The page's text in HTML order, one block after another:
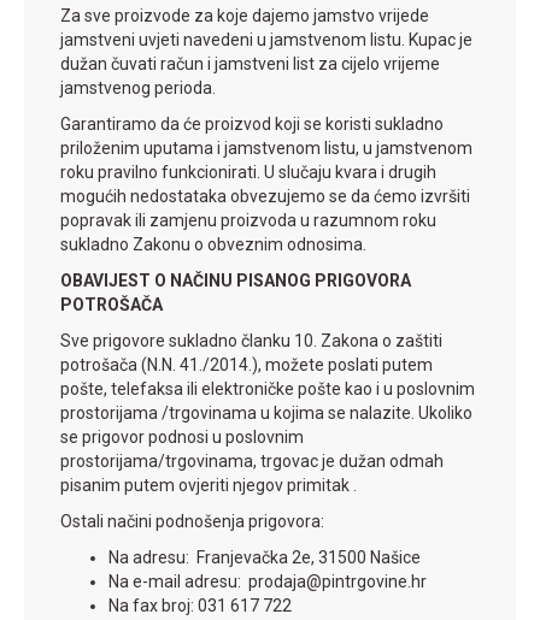
Za sve proizvode za koje dajemo jamstvo vrijede
jamstveni uvjeti navedeni u jamstvenom listu. Kupac je
dužan čuvati račun i jamstveni list za cijelo vrijeme
jamstvenog perioda.
Garantiramo da će proizvod koji se koristi sukladno
priloženim uputama i jamstvenom listu, u jamstvenom
roku pravilno funkcionirati. U slučaju kvara i drugih
mogućih nedostataka obvezujemo se da ćemo izvršiti
popravak ili zamjenu proizvoda u razumnom roku
sukladno Zakonu o obveznim odnosima.
OBAVIJEST O NAČINU PISANOG PRIGOVORA
POTROŠAČA
Sve prigovore sukladno članku 10. Zakona o zaštiti
potrošača (N.N. 41./2014.), možete poslati putem
pošte, telefaksa ili elektroničke pošte kao i u poslovnim
prostorijama /trgovinama u kojima se nalazite. Ukoliko
se prigovor podnosi u poslovnim
prostorijama/trgovinama, trgovac je dužan odmah
pisanim putem ovjeriti njegov primitak .
Ostali načini podnošenja prigovora:
Na adresu: Franjevačka 2e, 31500 Našice
Na e-mail adresu: prodaja@pintrgovine.hr
Na fax broj: 031 617 722